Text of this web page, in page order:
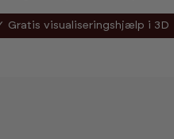
Gratis visualiseringshjælp i 3D